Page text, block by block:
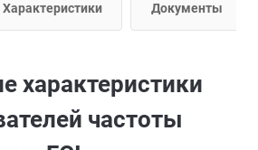
Характеристики Документы
характеристики
частоты